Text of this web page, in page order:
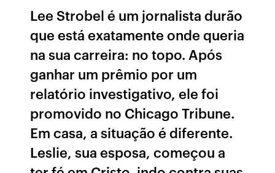
Lee Strobel é um jornalista durão
que está exatamente onde queria
na sua carreira: no topo. Após
ganhar um prêmio por um
relatório investigativo, ele foi
promovido no Chicago Tribune.
Em casa, a situação é diferente.
Leslie, sua esposa, começou a